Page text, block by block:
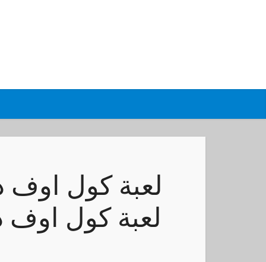
لعبة كول اوف
لعبة كول اوف